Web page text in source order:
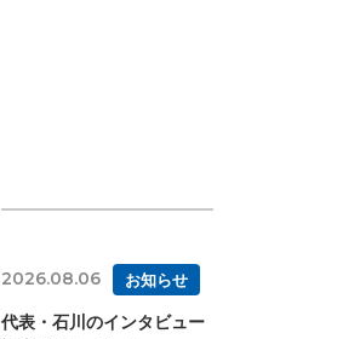
2026.08.06 お知らせ
代表・石川のインタビュー